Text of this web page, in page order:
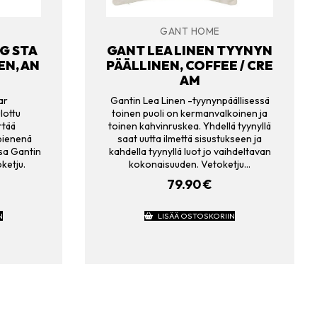
STA
AN
Gantin
GANT HOME
GANT LEA LINEN TYYNYN
PÄÄLLINEN, COFFEE / CRE
AM
Gantin Lea Linen -tyynynpäällisessä
toinen puoli on kermanvalkoinen ja
toinen kahvinruskea. Yhdellä tyynyllä
saat uutta ilmettä sisustukseen ja
kahdella tyynyllä luot jo vaihdeltavan
kokonaisuuden. Vetoketju…
79.90€
LISÄÄ OSTOSKORIIN